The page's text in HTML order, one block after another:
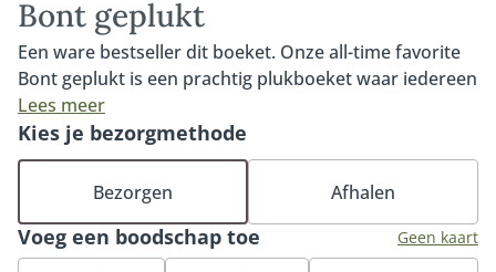
Bont geplukt
Een ware bestseller dit boeket. Onze all-time favorite
Bont geplukt is een prachtig plukboeket waar iedereen
blij van wordt. Bont geplukt kenmerkt zich door de
kleurrijke gerbera, mooie roos en de gele bolletjes
(craspedia). Het perfecte boeket om iemand mee te
verrassen, feliciteren of verwennen. Tip: bestel onze
bijpassende vaas erbij en maak de verrassing
compleet.
Lees meer
Voeg een boodschap toe Geen kaart
Kies je bezorgmethode
Bezorgen Afhalen